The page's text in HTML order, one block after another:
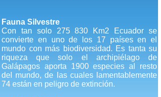
Fauna Silvestre
Con tan solo 275 830 Km2 Ecuador se
convierte en uno de los 17 países en el
mundo con más biodiversidad. Es tanta su
riqueza que solo el archipiélago de
Galápagos aporta 1900 especies al resto
del mundo, de las cuales lamentablemente
74 están en peligro de extinción.